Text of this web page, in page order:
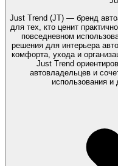
Just Trend (JT) — бренд
для тех, кто ценит
повседневном
решения для интерьера
комфорта, ухода и
Just Trend
автовладельцев и
использования и